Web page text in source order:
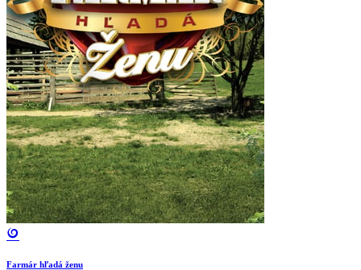
Farmár hľadá ženu